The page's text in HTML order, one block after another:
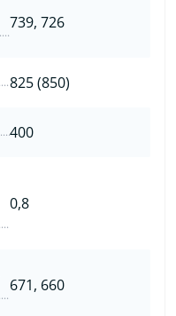
739, 726
825 (850)
400
0,8
671, 660